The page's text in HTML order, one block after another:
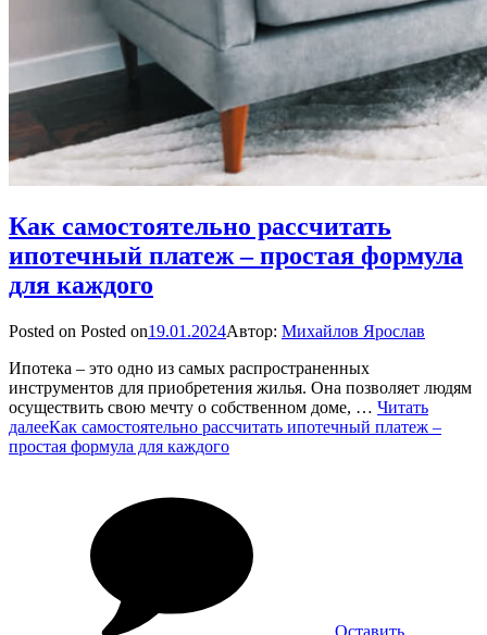
Как самостоятельно рассчитать
ипотечный платеж – простая формула
для каждого
Posted on Posted on19.01.2024Автор: Михайлов Ярослав
Ипотека – это одно из самых распространенных
инструментов для приобретения жилья. Она позволяет людям
осуществить свою мечту о собственном доме, … Читать
далееКак самостоятельно рассчитать ипотечный платеж –
простая формула для каждого
Оставить